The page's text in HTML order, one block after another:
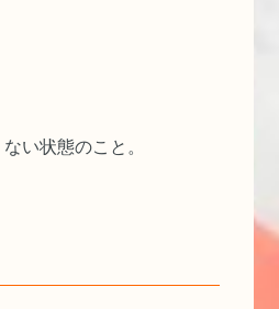
い状態のこと。